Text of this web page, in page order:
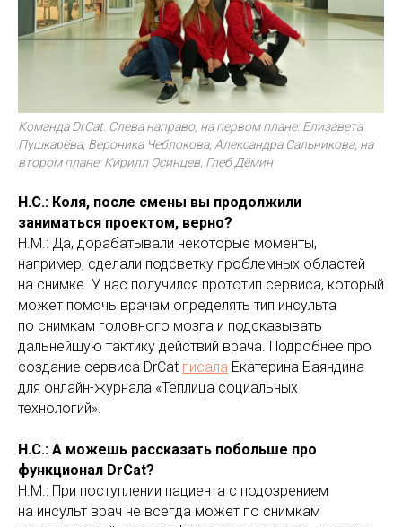
Команда DrCat. Слева направо, на первом плане: Елизавета
Пушкарёва, Вероника Чеблокова, Александра Сальникова; на
втором плане: Кирилл Осинцев, Глеб Дёмин
Н.С.: Коля, после смены вы продолжили
заниматься проектом, верно?
Н.М.: Да, дорабатывали некоторые моменты,
например, сделали подсветку проблемных областей
на снимке. У нас получился прототип сервиса, который
может помочь врачам определять тип инсульта
по снимкам головного мозга и подсказывать
дальнейшую тактику действий врача. Подробнее про
создание сервиса DrCat писала Екатерина Баяндина
для онлайн-журнала «Теплица социальных
технологий».
Н.С.: А можешь рассказать побольше про
функционал DrCat?
Н.М.: При поступлении пациента с подозрением
на инсульт врач не всегда может по снимкам